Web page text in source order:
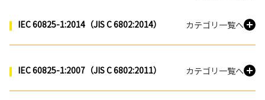
IEC 60825-1:2014（JIS C 6802:2014） カテゴリ一覧へ
IEC 60825-1:2007（JIS C 6802:2011） カテゴリ一覧へ